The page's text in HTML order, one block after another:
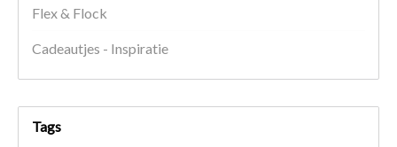
Flex & Flock
Cadeautjes - Inspiratie
Tags